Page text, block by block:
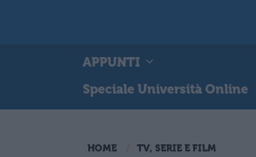
APPUNTI
Speciale Università Online
HOME TV, SERIE E FILM